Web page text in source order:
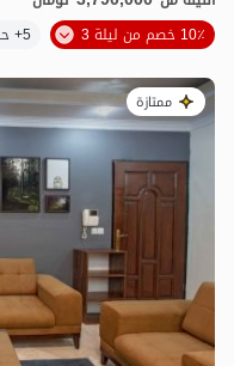
10٪ خصم من ليلة 3
5+ حجز ناجح
ممتازة